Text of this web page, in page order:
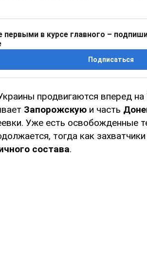
первыми в курсе главного –
Подписаться
продвигаются вперед на
Запорожскую и часть
Уже есть освобожденные
тогда как
состава.